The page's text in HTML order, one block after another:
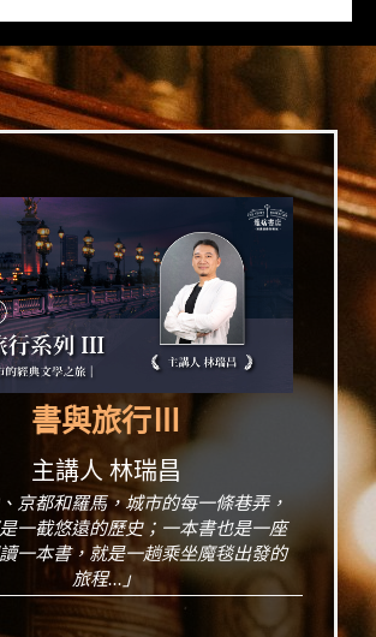
書與旅行Ⅲ
主講人 林瑞昌
、京都和羅馬，城市的每一條巷弄，
一截悠遠的歷史；一本書也是一座
一本書，就是一趟乘坐魔毯出發的
旅程...」